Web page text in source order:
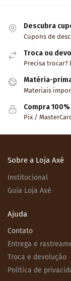
Descubra
Cupons de
Troca ou
Precisa trocar?
Matéria-
Materiais
Compra
Pix /
Sobre a Loja Axé
Institucional
Guia Loja Axé
Ajuda
Contato
Entrega e
Troca e devolução
Política de